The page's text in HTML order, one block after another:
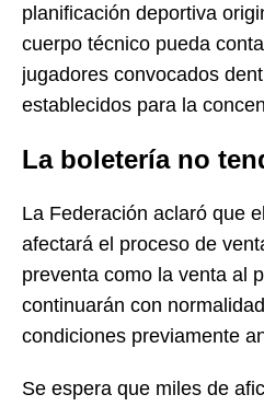
planificación deportiva
cuerpo técnico pueda
jugadores convocados
establecidos para la
La boletería no
La Federación aclaró que
afectará el proceso de
preventa como la venta al
continuarán con
condiciones previamente
Se espera que miles de